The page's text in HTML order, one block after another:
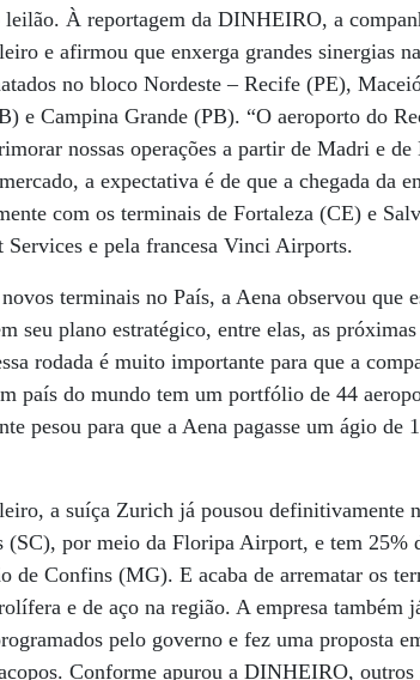
À reportagem da DINHEIRO, a
e afirmou que enxerga grandes sinergias
no bloco Nordeste – Recife (PE),
e Campina Grande (PB). “O aeroporto do
nossas operações a partir de Madri e de
a expectativa é de que a chegada da
com os terminais de Fortaleza (CE) e
e pela francesa Vinci Airports.
terminais no País, a Aena observou que
seu plano estratégico, entre elas, as
rodada é muito importante para que a
país do mundo tem um portfólio de 44
pesou para que a Aena pagasse um ágio de
a suíça Zurich já pousou definitivamente
por meio da Floripa Airport, e tem 25%
de Confins (MG). E acaba de arrematar os
e de aço na região. A empresa também
pelo governo e fez uma proposta
Conforme apurou a DINHEIRO, outros